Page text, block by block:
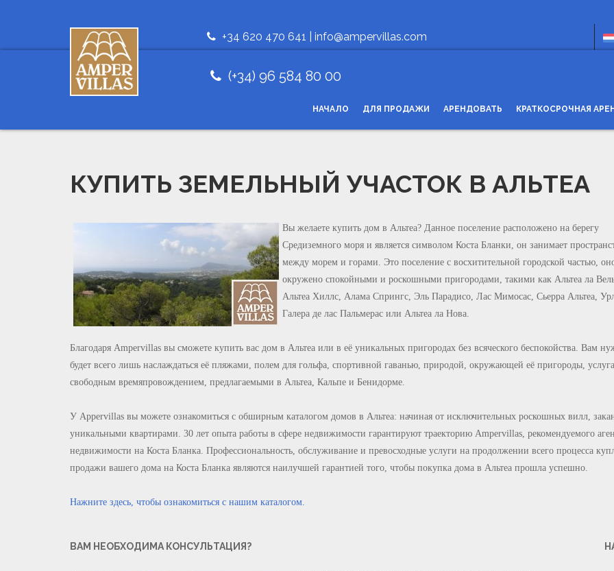
+34 620 470 641 | info@ampervillas.com
(+34) 96 584 80 00
НАЧАЛО ДЛЯ ПРОДАЖИ АРЕНДОВАТЬ КРАТКОСРОЧНАЯ
КУПИТЬ ЗЕМЕЛЬНЫЙ УЧАСТОК В АЛЬТЕА
Вы желаете купить дом в Альтеа? Данное поселение расположено на берегу
Средиземного моря и является символом Коста Бланки, он занимает
между морем и горами. Это поселение с восхитительной городской частью,
окружено спокойными и роскошными пригородами, такими как Альтеа ла
Альтеа Хиллс, Алама Спрингс, Эль Парадисо, Лас Мимосас, Сьерра Альтеа,
Галера де лас Пальмерас или Альтеа ла Нова.
Благодаря Ampervillas вы сможете купить вас дом в Альтеа или в её уникальных пригородах без всяческого беспокойства. Вам
будет всего лишь наслаждаться её пляжами, полем для гольфа, спортивной гаванью, природой, окружающей её пригороды,
свободным времяпровождением, предлагаемыми в Альтеа, Кальпе и Бенидорме.
У Appervillas вы можете ознакомиться с обширным каталогом домов в Альтеа: начиная от исключительных роскошных вилл,
уникальными квартирами. 30 лет опыта работы в сфере недвижимости гарантируют траекторию Ampervillas, рекомендуемого
недвижимости на Коста Бланка. Профессиональность, обслуживание и превосходные услуги на продолжении всего процесса
продажи вашего дома на Коста Бланка являются наилучшей гарантией того, чтобы покупка дома в Альтеа прошла успешно.
Нажните здесь, чтобы ознакомиться с нашим каталогом.
ВАМ НЕОБХОДИМА КОНСУЛЬТАЦИЯ?